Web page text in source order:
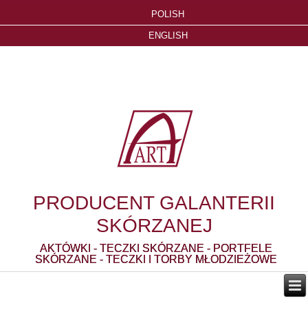
POLISH
ENGLISH
PRODUCENT GALANTERII
SKÓRZANEJ
AKTÓWKI - TECZKI SKÓRZANE - PORTFELE
SKÓRZANE - TECZKI I TORBY MŁODZIEŻOWE